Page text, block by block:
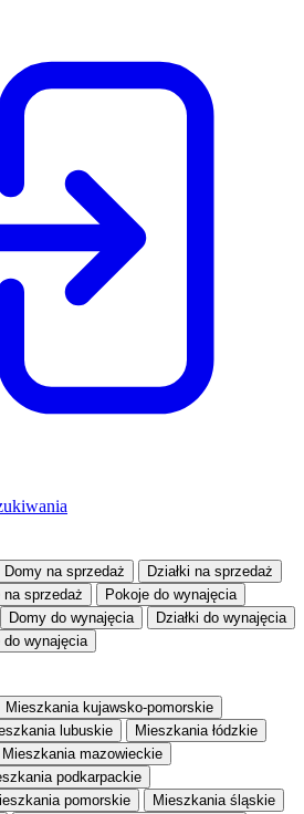
Domy na sprzedaż Działki na sprzedaż
na sprzedaż Pokoje do wynajęcia
Domy do wynajęcia Działki do wynajęcia
do wynajęcia
Mieszkania kujawsko-pomorskie
lubuskie
Mieszkania łódzkie
Mieszkania mazowieckie
podkarpackie
pomorskie
Mieszkania śląskie